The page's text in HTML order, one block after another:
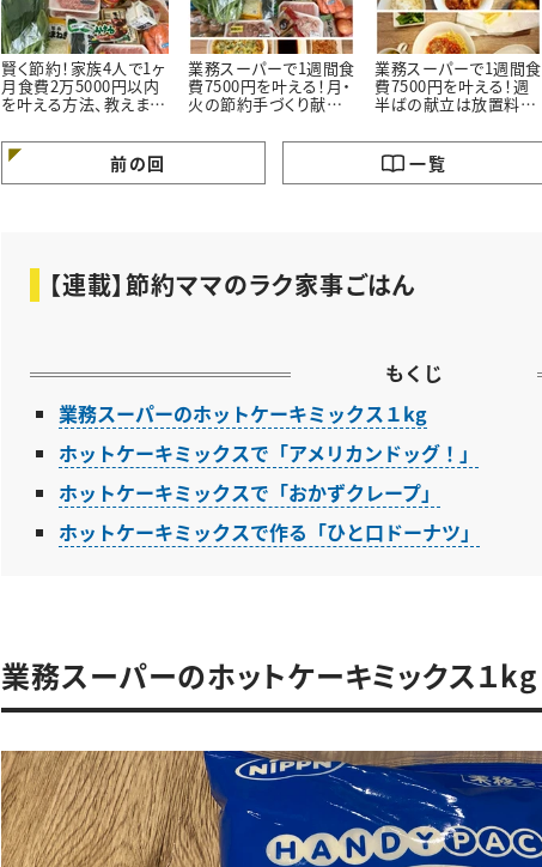
賢く節約！家族4人で1ヶ
月食費2万5000円以内
を叶える方法、教えま
家事ごはん
業務スーパーで1週間食
費7500円を叶える！月・
火の節約手づくり献立
はん
業務スーパーで1週間食
費7500円を叶える！週
半ばの献立は放置料理
はん！
前の回 一覧
【連載】節約ママのラク家事ごはん
もくじ
業務スーパーのホットケーキミックス１kg
ホットケーキミックスで「アメリカンドッグ！」
ホットケーキミックスで「おかずクレープ」
ホットケーキミックスで作る「ひと口ドーナツ」
業務スーパーのホットケーキミックス１kg